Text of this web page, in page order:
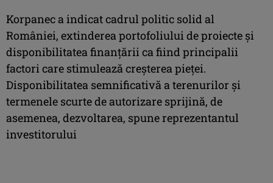
Korpanec a indicat cadrul politic solid al
României, extinderea portofoliului de proiecte și
disponibilitatea finanțării ca fiind principalii
factori care stimulează creșterea pieței.
Disponibilitatea semnificativă a terenurilor și
termenele scurte de autorizare sprijină, de
asemenea, dezvoltarea, spune reprezentantul
investitorului